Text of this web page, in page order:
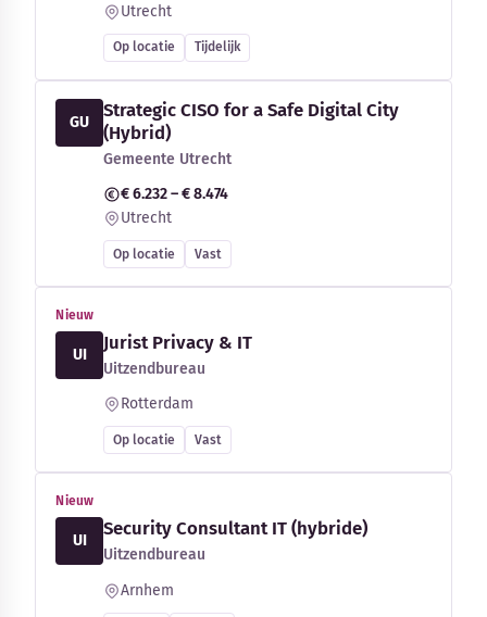
Utrecht
Op locatie Tijdelijk
GU
Strategic CISO for a Safe Digital City
(Hybrid)
Gemeente Utrecht
€ 6.232 – € 8.474
Utrecht
Op locatie Vast
Nieuw
UI
Jurist Privacy & IT
Uitzendbureau
Rotterdam
Op locatie Vast
Nieuw
UI
Security Consultant IT (hybride)
Uitzendbureau
Arnhem